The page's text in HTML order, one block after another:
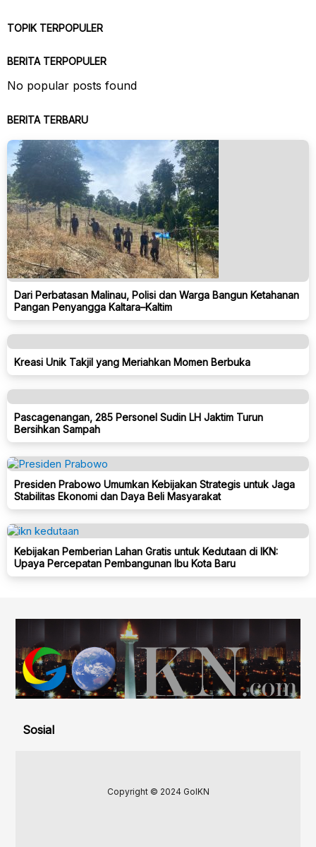
TOPIK TERPOPULER
BERITA TERPOPULER
No popular posts found
BERITA TERBARU
Dari Perbatasan Malinau, Polisi dan Warga Bangun Ketahanan
Pangan Penyangga Kaltara–Kaltim
Kreasi Unik Takjil yang Meriahkan Momen Berbuka
Pascagenangan, 285 Personel Sudin LH Jaktim Turun
Bersihkan Sampah
Presiden Prabowo Umumkan Kebijakan Strategis untuk Jaga
Stabilitas Ekonomi dan Daya Beli Masyarakat
Kebijakan Pemberian Lahan Gratis untuk Kedutaan di IKN:
Upaya Percepatan Pembangunan Ibu Kota Baru
Sosial
Copyright © 2024 GoIKN